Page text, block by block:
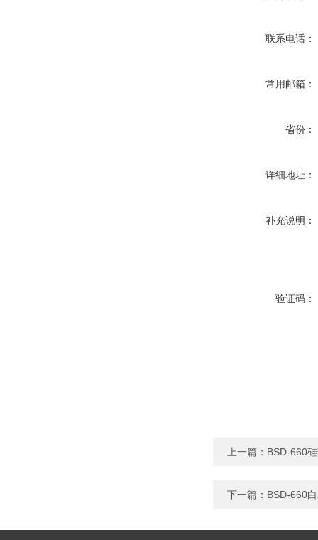
联系电话：
常用邮箱：
省份：
详细地址：
补充说明：
验证码：
上一篇： BSD-660
下一篇： BSD-660